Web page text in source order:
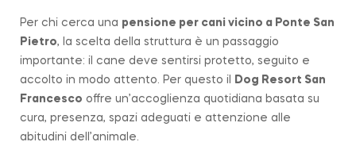
Per chi cerca una pensione per cani vicino a Ponte San
Pietro, la scelta della struttura è un passaggio
importante: il cane deve sentirsi protetto, seguito e
accolto in modo attento. Per questo il
Dog Resort San
Francesco offre un’accoglienza quotidiana basata su
cura, presenza, spazi adeguati e attenzione alle
abitudini dell’animale.